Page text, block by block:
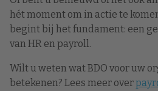
hét moment om in actie te
begint bij het fundament: een
van HR en payroll.
Wilt u weten wat BDO voor uw
betekenen? Lees meer over